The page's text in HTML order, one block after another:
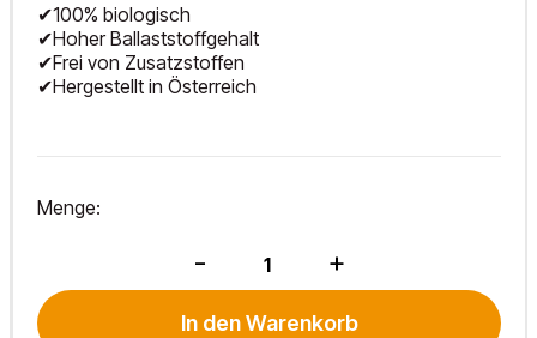
✔100% biologisch
✔Hoher Ballaststoffgehalt
✔Frei von Zusatzstoffen
✔Hergestellt in Österreich
Menge:
-
Knabbersoja
100g
Menge
+
In den Warenkorb